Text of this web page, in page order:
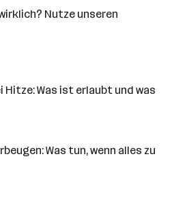
Nutze unseren
Hitze: Was ist erlaubt und was
Was tun, wenn alles zu